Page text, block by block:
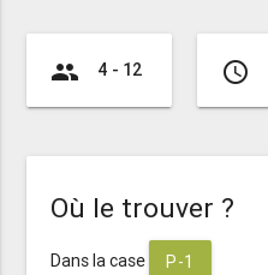
group 4 - 12 access_time
Où le trouver ?
Dans la case P-1